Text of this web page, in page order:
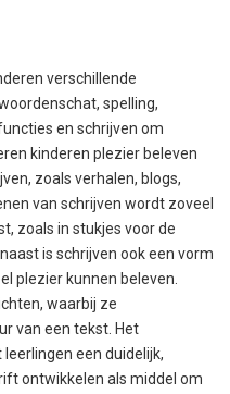
verschillende
spelling,
en schrijven om
kinderen plezier beleven
zoals verhalen, blogs,
van schrijven wordt zoveel
zoals in stukjes voor de
is schrijven ook een vorm
plezier kunnen beleven.
waarbij ze
van een tekst. Het
een duidelijk,
ontwikkelen als middel om